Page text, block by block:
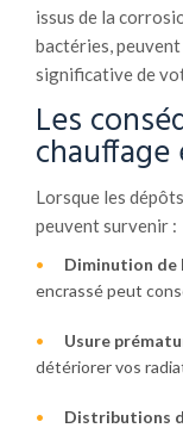
issus de la
bactéries,
significative de
Les
chauffage
Lorsque les
peuvent survenir :
Diminution de
encrassé peut
Usure
détériorer vos
Distributions